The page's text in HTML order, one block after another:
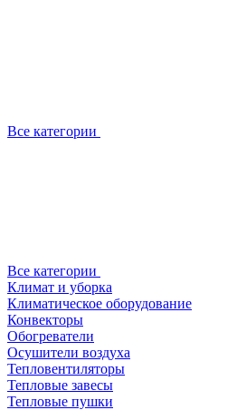
Все категории
Все категории
Климат и уборка
Климатическое оборудование
Конвекторы
Обогреватели
Осушители воздуха
Тепловентиляторы
Тепловые завесы
Тепловые пушки